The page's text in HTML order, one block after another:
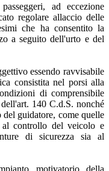
ad eccezione
regolare allaccio delle
che ha consentito la
a seguito dell'urto e del
essendo ravvisabile
consistita nel porsi alla
di comprensibile
140 C.d.S. nonché
guidatore, come quelle
al controllo del veicolo e
di sicurezza sia al
motivatorio della